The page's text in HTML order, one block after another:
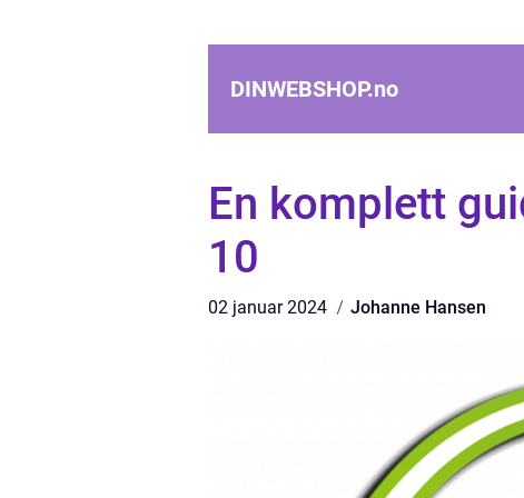
DINWEBSHOP.no
En komplett
10
02 januar 2024 Johanne Hansen